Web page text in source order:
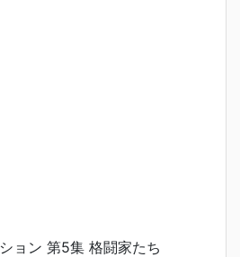
ョン 第5集 格闘家たち